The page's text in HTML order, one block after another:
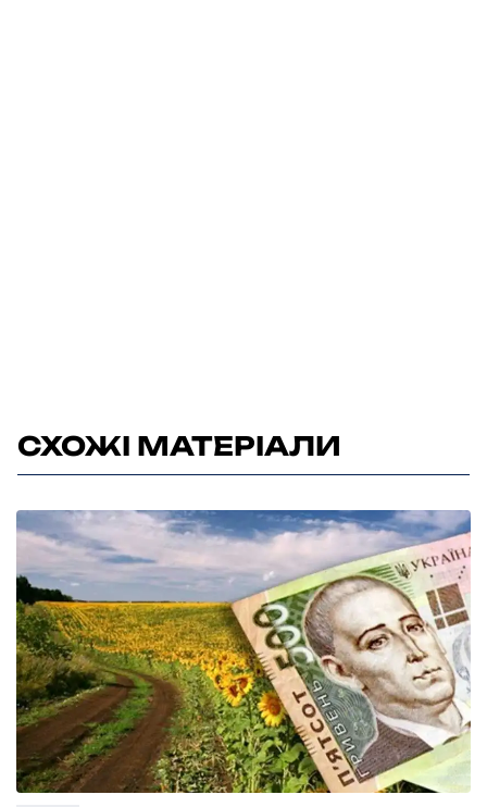
СХОЖІ МАТЕРІАЛИ